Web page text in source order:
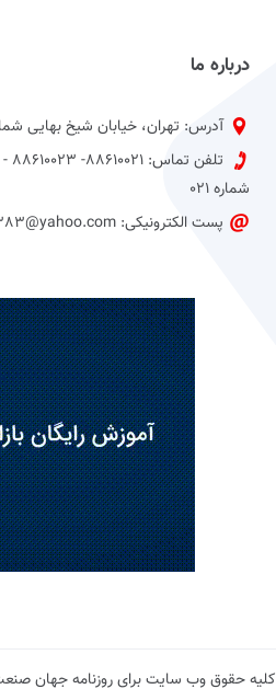
درباره ما
آدرس: تهران، خیابان شیخ بهایی
شماره 021
پست الکترونیکی: jahan1383@yahoo.com
کلیه حقوق وب سایت برای روزنامه جهان